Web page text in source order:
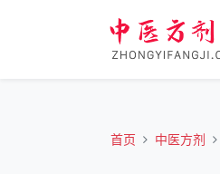
首页 中医方剂